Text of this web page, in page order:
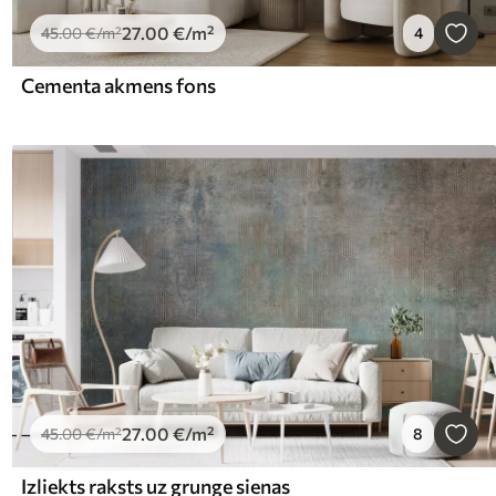
45.00€/m²27.00 €/m² 4
Cementa akmens fons
45.00€/m²27.00€/m² 8
Izliekts raksts uz grunge sienas